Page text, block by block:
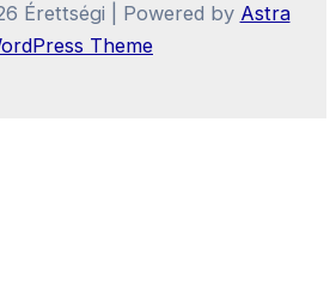
Érettségi | Powered by Astra
Theme